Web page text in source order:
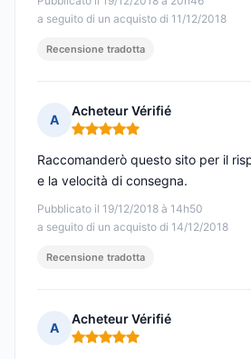
a seguito di un acquisto di 11/12/2018
Recensione tradotta
A
Acheteur Vérifié
Nota: 5 su 5
Pubblicato il 19/12/2018 à 14h50
a seguito di un acquisto di 14/12/2018
Raccomanderò questo sito per il
e la velocità di consegna.
Recensione tradotta
A
Acheteur Vérifié
Nota: 5 su 5